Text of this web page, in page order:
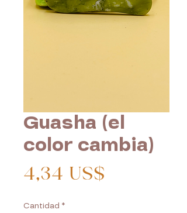
Guasha (el
color cambia)
4,34 US$
Cantidad *